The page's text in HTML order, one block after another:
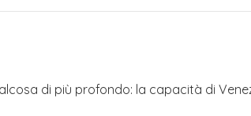
di più profondo: la capacità di